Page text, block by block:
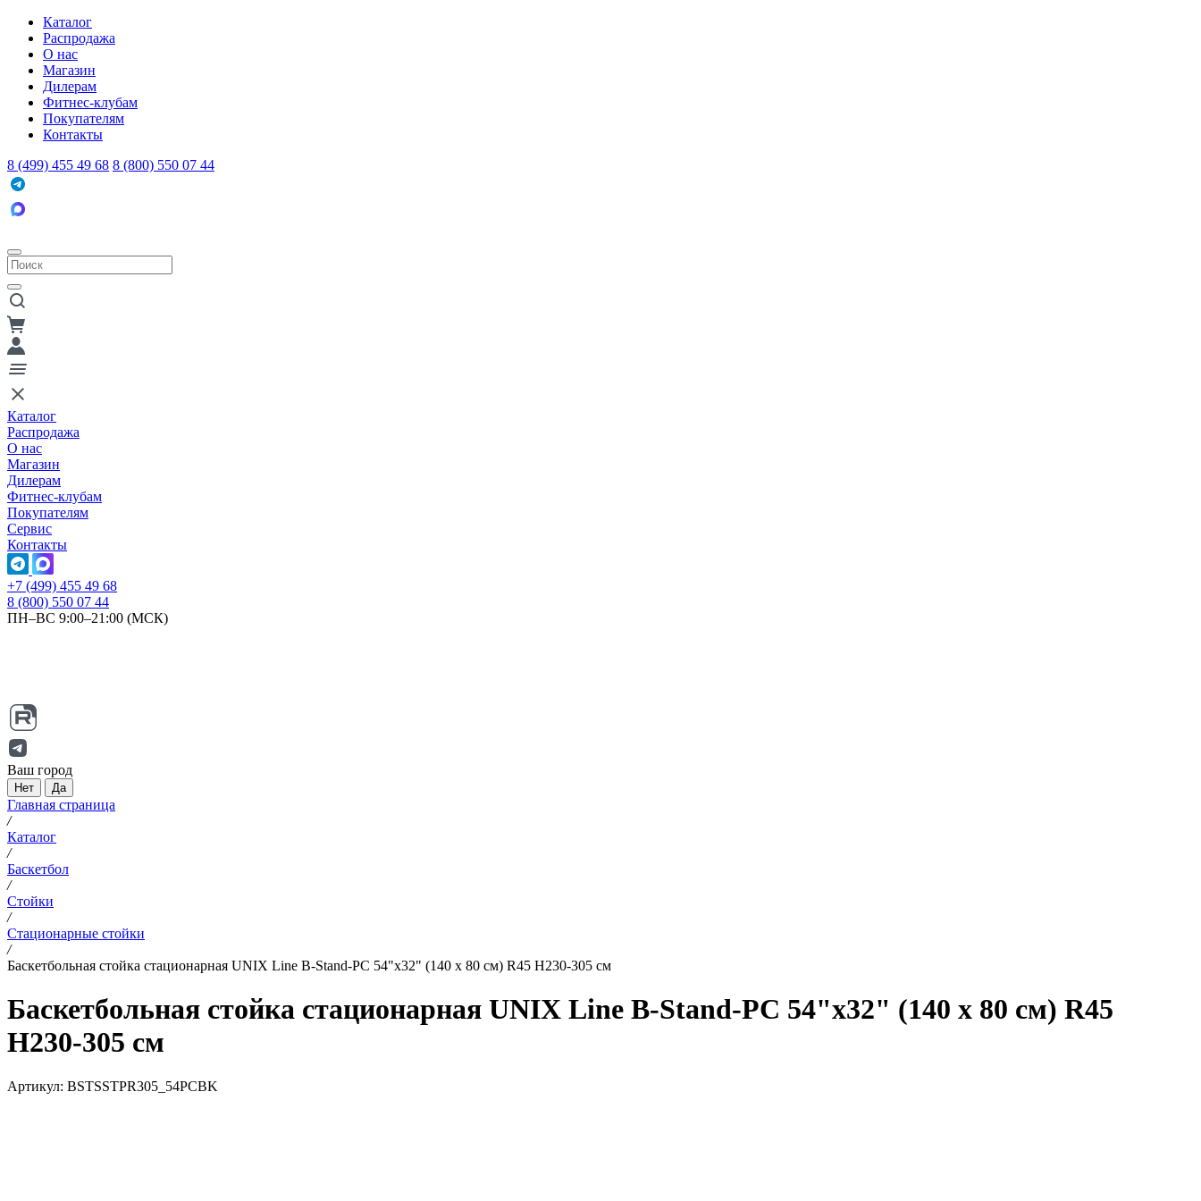
Каталог
Распродажа
О нас
Магазин
Дилерам
Фитнес-клубам
Покупателям
Контакты
8 (499) 455 49 68 8 (800) 550 07 44
Каталог
Распродажа
О нас
Магазин
Дилерам
Фитнес-клубам
Покупателям
Сервис
Контакты
+7 (499) 455 49 68
8 (800) 550 07 44
ПН–ВС 9:00–21:00 (МСК)
Ваш город
Нет Да
Главная страница
/
Каталог
/
Баскетбол
/
Стойки
/
Стационарные стойки
/
Баскетбольная стойка стационарная UNIX Line B-Stand-PC 54"x32" (140 х 80 см) R45 H230-305 см
Баскетбольная стойка стационарная UNIX Line B-Stand-PC 54"x32" (140 х 80 см) R45
H230-305 см
Артикул: BSTSSTPR305_54PCBK